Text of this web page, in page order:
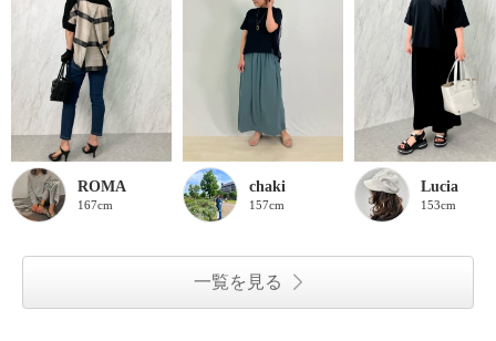
ROMA
167cm
chaki
157cm
Lucia
153cm
一覧を見る